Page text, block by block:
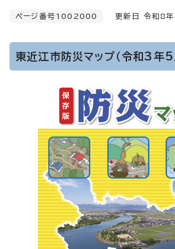
ページ番号1002000 更新日 令和8年
東近江市防災マップ（令和3年5